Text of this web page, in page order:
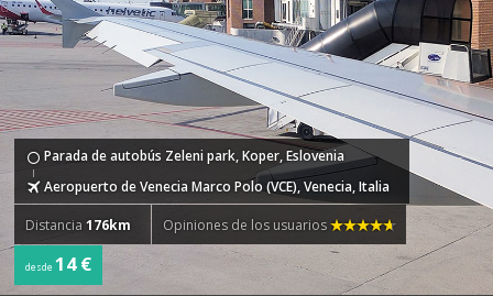
Parada de autobús Zeleni park, Koper, Eslovenia
Aeropuerto de Venecia Marco Polo (VCE), Venecia, Italia
Distancia176km Opiniones de los usuarios
desde 14 €